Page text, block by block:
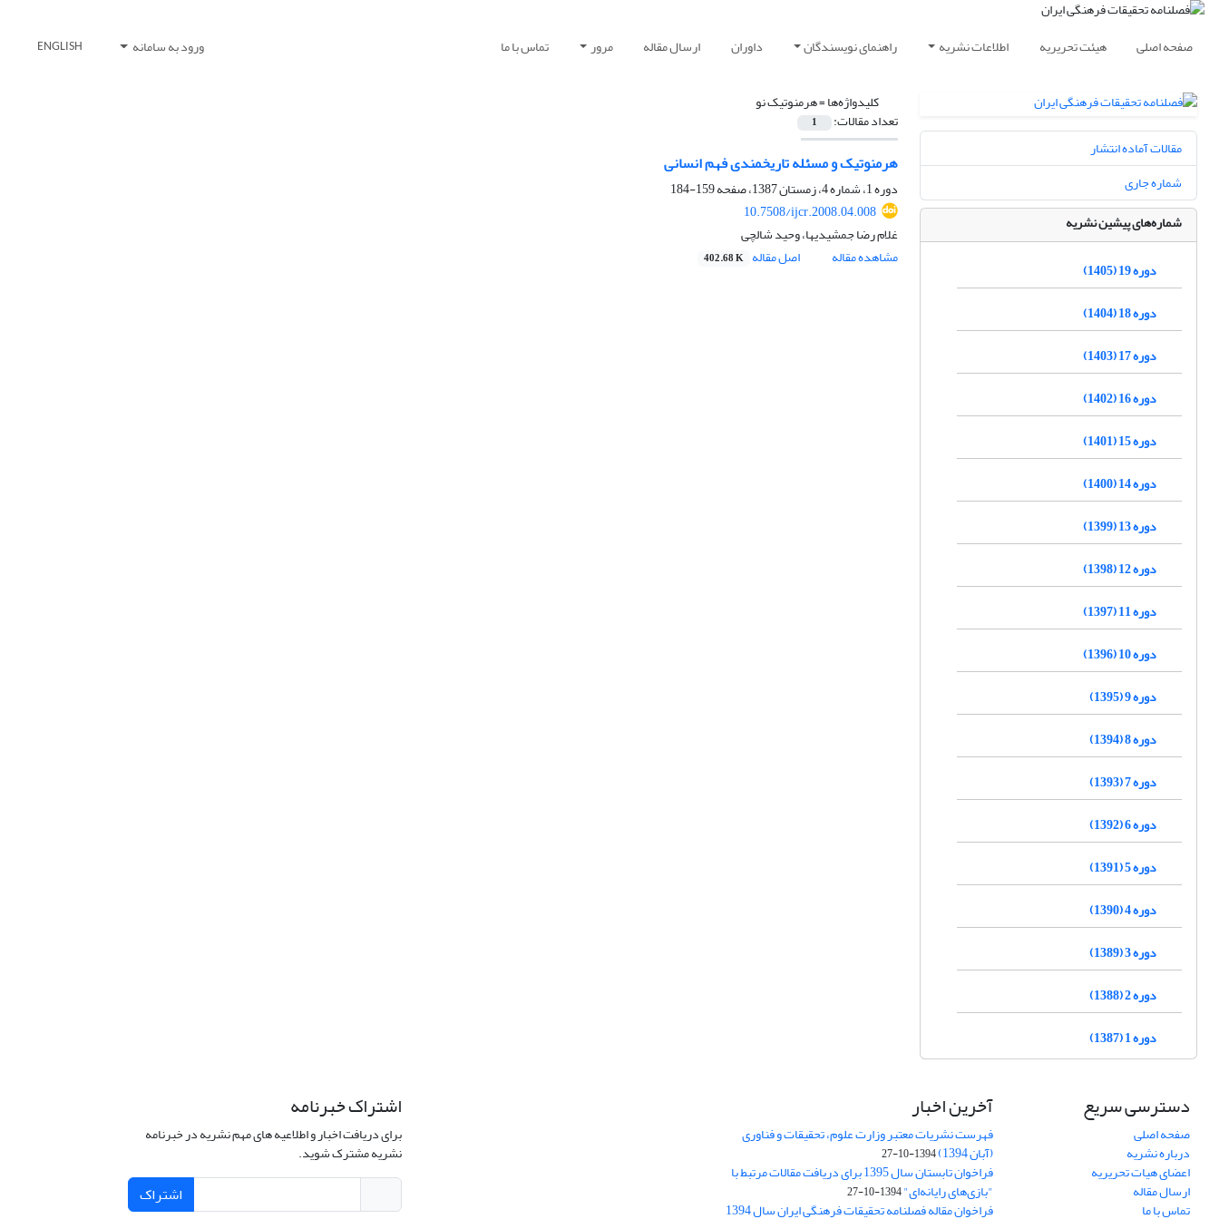
صفحه اصلی هیئت تحریریه اطلاعات نشریه راهنمای نویسندگان داوران ارسال مقاله مرور تماس با ما ورود به سامانه ENGLISH
کلیدواژه‌ها =هرمنوتیک نو
تعداد مقالات: 1
هرمنوتیک و مسئله تاریخمندی فهم انسانی
دوره 1، شماره 4، زمستان 1387، صفحه
159-184
10.7508/ijcr.2008.04.008
غلام رضا جمشیدیها، وحید شالچی
مشاهده مقاله
اصل مقاله 402.68 K
مقالات آماده انتشار
شماره جاری
شماره‌های پیشین نشریه
دوره 19 (1405)
دوره 18 (1404)
دوره 17 (1403)
دوره 16 (1402)
دوره 15 (1401)
دوره 14 (1400)
دوره 13 (1399)
دوره 12 (1398)
دوره 11 (1397)
دوره 10 (1396)
دوره 9 (1395)
دوره 8 (1394)
دوره 7 (1393)
دوره 6 (1392)
دوره 5 (1391)
دوره 4 (1390)
دوره 3 (1389)
دوره 2 (1388)
دوره 1 (1387)
دسترسی سریع
صفحه اصلی
درباره نشریه
اعضای هیات تحریریه
ارسال مقاله
تماس با ما
آخرین اخبار
فهرست نشریات معتبر وزارت علوم، تحقیقات و فناوری
(آبان 1394) 1394-10-27
فراخوان تابستان سال 1395 برای دریافت مقالات مرتبط با
"بازی‌های رایانه‌ای"1394-10-27
فراخوان مقاله فصلنامه تحقیقات فرهنگی ایران سال 1394
اشتراک خبرنامه
برای دریافت اخبار و اطلاعیه های مهم نشریه در خبرنامه
نشریه مشترک شوید.
اشتراک